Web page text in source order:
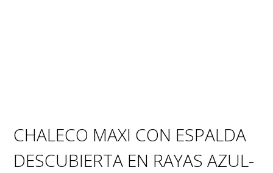
CHALECO MAXI CON ESPALDA
DESCUBIERTA EN RAYAS AZUL-